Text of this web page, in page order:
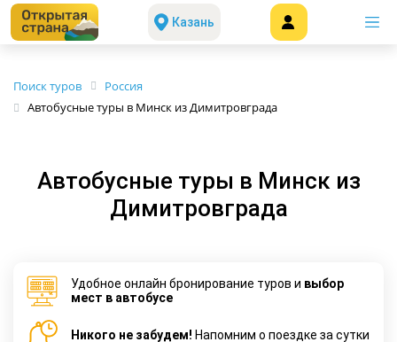
Казань
Поиск туров
Россия
Автобусные туры в Минск из Димитровграда
Автобусные туры в Минск из
Димитровграда
Удобное онлайн бронирование туров и выбор
мест в автобусе
Никого не забудем! Напомним о поездке за сутки